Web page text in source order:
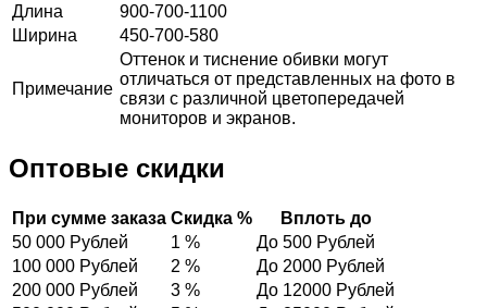
Длина
900-700-1100
Ширина
450-700-580
Примечание
Оттенок и тиснение обивки могут
отличаться от представленных на фото в
связи с различной цветопередачей
мониторов и экранов.
Оптовые скидки
При сумме заказа Скидка %
Вплоть до
50 000 Рублей
1 %
До 500 Рублей
100 000 Рублей
2 %
До 2000 Рублей
200 000 Рублей
3 %
До 12000 Рублей